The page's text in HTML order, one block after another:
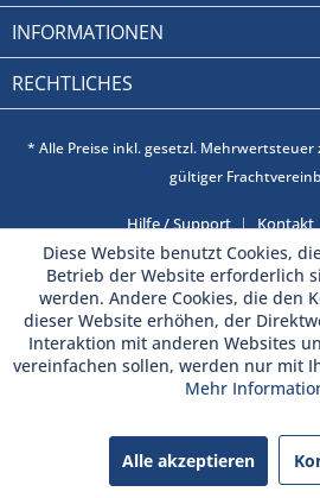
INFORMATIONEN
RECHTLICHES
* Alle Preise inkl. gesetzl. Mehrwertsteuer
gültiger
Hilfe / Support Kontakt
Diese Website benutzt Cookies,
Betrieb der Website erforderlich
werden. Andere Cookies, die den
dieser Website erhöhen, der
Interaktion mit anderen Websites
vereinfachen sollen, werden nur mit
Mehr
Alle akzeptieren